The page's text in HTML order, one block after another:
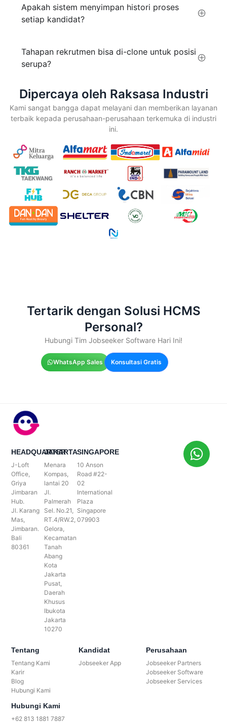
Apakah sistem menyimpan histori proses
setiap kandidat?
Tahapan rekrutmen bisa di-clone untuk posisi
serupa?
Dipercaya oleh Raksasa Industri
Kami sangat bangga dapat melayani dan memberikan layanan
terbaik kepada perusahaan-perusahaan terkemuka di industri
ini.
Tertarik dengan Solusi HCMS
Personal?
Hubungi Tim Jobseeker Software Hari Ini!
WhatsApp Sales Konsultasi Gratis
HEADQUARTER
J-Loft
Office,
Griya
Jimbaran
Hub.
Jl. Karang
Mas,
Jimbaran.
Bali
80361
JAKARTA
Menara
Kompas,
lantai 20
Jl.
Palmerah
Sel. No.21,
RT.4/RW.2,
Gelora,
Kecamatan
Tanah
Abang
Kota
Jakarta
Pusat,
Daerah
Khusus
Ibukota
Jakarta
10270
SINGAPORE
10 Anson
Road #22-
02
International
Plaza
Singapore
079903
Tentang
Tentang Kami
Karir
Blog
Hubungi Kami
Kandidat
Jobseeker App
Perusahaan
Jobseeker Partners
Jobseeker Software
Jobseeker Services
Hubungi Kami
+62 813 1881 7887